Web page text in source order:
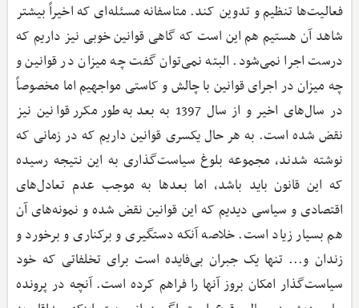
فعالیت‌ها تنظیم و تدوین کند. متاسفانه مسئله‌ای که اخیراً بیشتر
شاهد آن هستیم هم این است که گاهی قوانین خوبی نیز داریم که
درست اجرا نمی‌شود. البته نمی‌توان گفت چه میزان در قوانین و
چه میزان در اجرای قوانین با چالش و کاستی مواجهیم اما مخصوصاً
در سال‌های اخیر و از سال 1397 به بعد به‌طور مکرر قوانین نیز
نقض شده است. به هر حال یکسری قوانین داریم که در زمانی که
نوشته شدند، مجموعه بلوغ سیاست‌گذاری به این نتیجه رسیده
که این قانون باید باشد، اما بعدها به موجب عدم تعادل‌های
اقتصادی و سیاسی دیدیم که این قوانین نقض شده و نمونه‌های آن
هم بسیار زیاد است. خلاصه آنکه دستگیری و برکناری و برخورد و
زندان و... تنها یک جبران بی‌فایده است برای تخلفاتی که خود
سیاست‌گذار امکان بروز آنها را فراهم کرده است. آنچه در پرونده